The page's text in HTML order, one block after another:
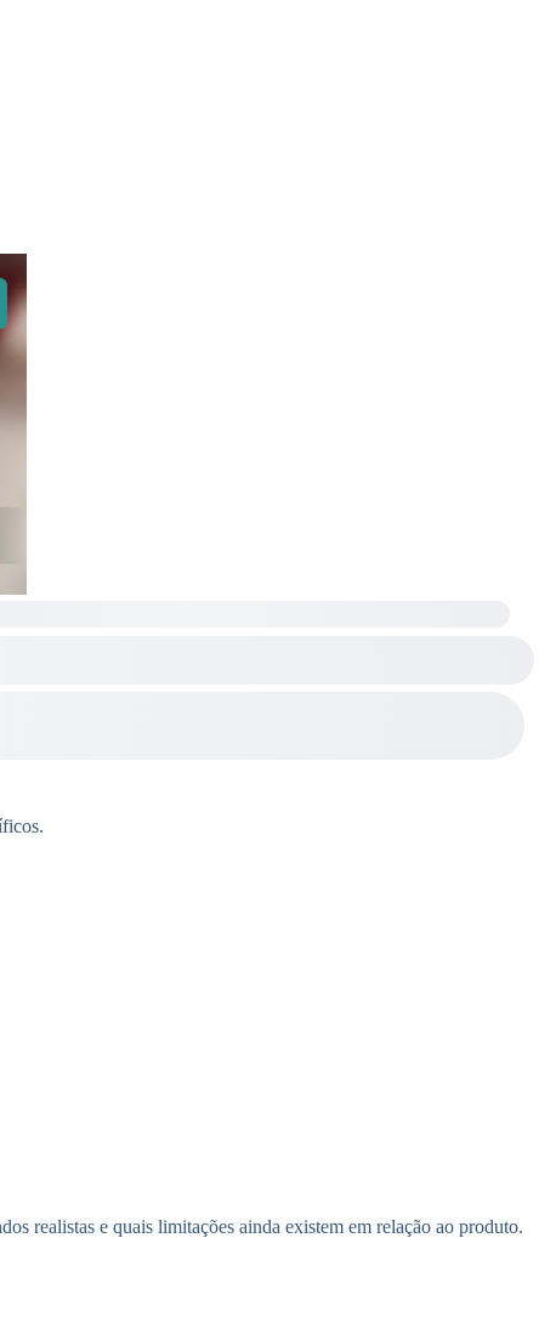
realistas e quais limitações ainda existem em relação ao produto.